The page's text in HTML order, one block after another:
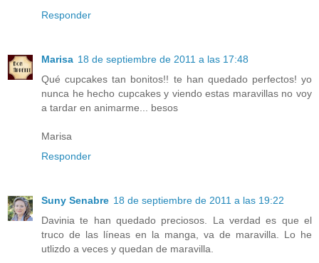
Responder
Marisa 18 de septiembre de 2011 a las 17:48
Qué cupcakes tan bonitos!! te han quedado perfectos! yo
nunca he hecho cupcakes y viendo estas maravillas no voy
a tardar en animarme... besos
Marisa
Responder
Suny Senabre 18 de septiembre de 2011 a las 19:22
Davinia te han quedado preciosos. La verdad es que el
truco de las líneas en la manga, va de maravilla. Lo he
utlizdo a veces y quedan de maravilla.